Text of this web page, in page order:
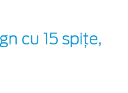
cu 15 spiţe,